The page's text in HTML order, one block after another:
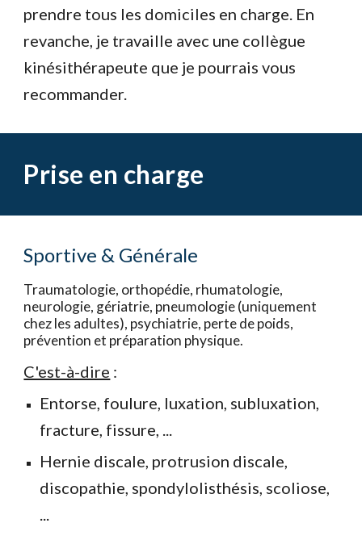
prendre tous les domiciles en charge. En
revanche, je travaille avec une collègue
kinésithérapeute que je pourrais vous
recommander.
Prise en charge
Sportive & Générale
Traumatologie, orthopédie, rhumatologie,
neurologie, gériatrie, pneumologie (uniquement
chez les adultes), psychiatrie, perte de poids,
prévention et préparation physique.
C'est-à-dire :
Entorse, foulure, luxation, subluxation,
fracture, fissure, ...
Hernie discale, protrusion discale,
discopathie, spondylolisthésis, scoliose,
...